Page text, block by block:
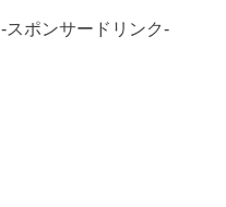
-スポンサードリンク-